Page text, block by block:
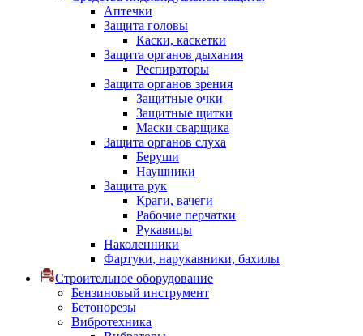
Аптечки
Защита головы
Каски, каскетки
Защита органов дыхания
Респираторы
Защита органов зрения
Защитные очки
Защитные щитки
Маски сварщика
Защита органов слуха
Беруши
Наушники
Защита рук
Краги, вачеги
Рабочие перчатки
Рукавицы
Наколенники
Фартуки, нарукавники, бахилы
Строительное оборудование
Бензиновый инструмент
Бетонорезы
Вибротехника